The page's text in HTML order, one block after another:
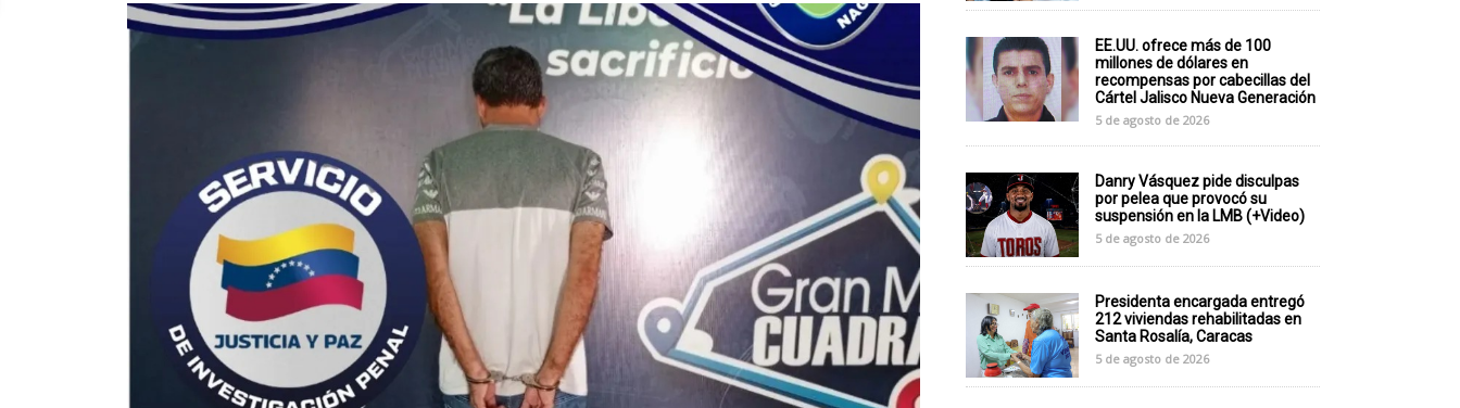
EE.UU. ofrece más de 100
millones de dólares en
recompensas por cabecillas del
Cártel Jalisco Nueva Generación
5 de agosto de 2026
Danry Vásquez pide disculpas
por pelea que provocó su
suspensión en la LMB (+Video)
5 de agosto de 2026
Presidenta encargada entregó
212 viviendas rehabilitadas en
Santa Rosalía, Caracas
5 de agosto de 2026